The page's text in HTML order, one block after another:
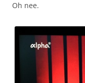
Oh nee.